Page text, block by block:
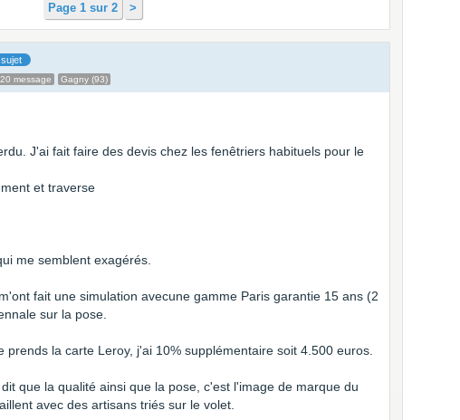
Page 1 sur 2 >
message Gagny (93)
J'ai fait faire des devis chez les fenêtriers habituels pour le
et traverse
me semblent exagérés.
fait une simulation avecune gamme Paris garantie 15 ans (2
sur la pose.
prends la carte Leroy, j'ai 10% supplémentaire soit 4.500 euros.
que la qualité ainsi que la pose, c'est l'image de marque du
avec des artisans triés sur le volet.